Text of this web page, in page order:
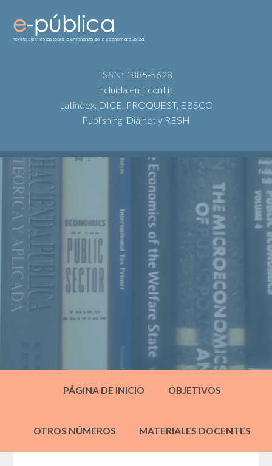
ISSN: 1885-5628
incluida en EconLit,
Latindex, DICE, PROQUEST, EBSCO
Publishing, Dialnet y RESH
PÁGINA DE INICIO OBJETIVOS
OTROS NÚMEROS MATERIALES DOCENTES